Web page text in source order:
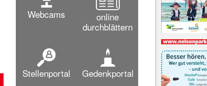
Webcams
online
durchblättern
Stellenportal Gedenkportal